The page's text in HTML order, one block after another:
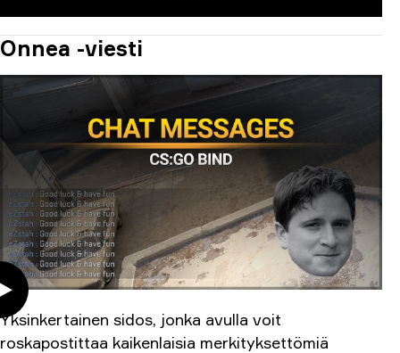
Onnea -viesti
Yksinkertainen sidos, jonka avulla voit
roskapostittaa kaikenlaisia merkityksettömiä